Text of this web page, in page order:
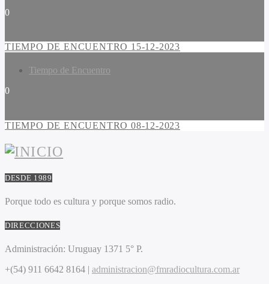
0
TIEMPO DE ENCUENTRO 15-12-2023
Tiempo de Encuentro
0
TIEMPO DE ENCUENTRO 08-12-2023
DESDE 1989
Porque todo es cultura y porque somos radio.
DIRECCIONES
Administración: Uruguay 1371 5° P.
+(54) 911 6642 8164 | administracion@fmradiocultura.com.ar